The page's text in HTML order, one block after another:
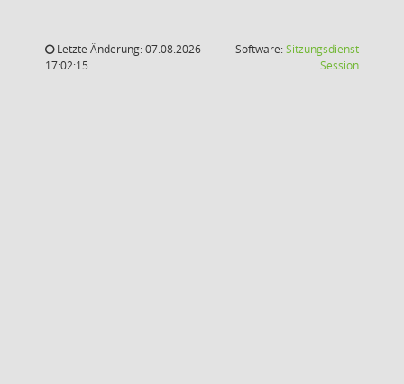
Letzte Änderung: 07.08.2026
17:02:15
Software:Sitzungsdienst
Session(Wird in